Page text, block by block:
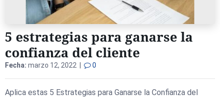
5 estrategias para ganarse la
confianza del cliente
Fecha: marzo 12, 2022 | 0
Aplica estas 5 Estrategias para Ganarse la Confianza del